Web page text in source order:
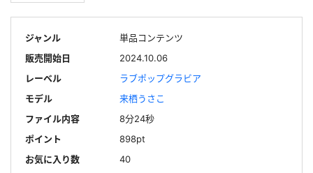
ジャンル
単品コンテンツ
販売開始日
2024.10.06
レーベル
ラブポップグラビア
モデル
来栖うさこ
ファイル内容
8分24秒
ポイント
898pt
お気に入り数
40